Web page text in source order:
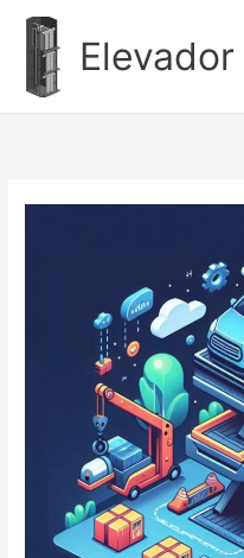
contenido